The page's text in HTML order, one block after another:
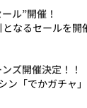
ル”開催！
なるセールを開
ズ開催決定！！
「でかガチャ